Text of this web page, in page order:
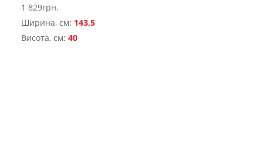
1 829грн.
Ширина, см: 143,5
Висота, см:40